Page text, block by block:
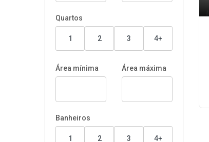
Quartos
1 2 3 4+
Área mínima Área máxima
Banheiros
1 2 3 4+